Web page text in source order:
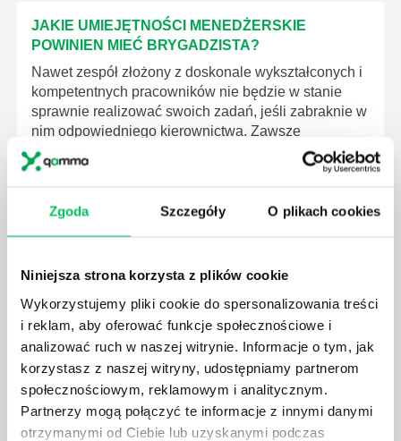
Zgoda Szczegóły O plikach cookies
Niniejsza strona korzysta z plików cookie
Wykorzystujemy pliki cookie do spersonalizowania treści
i reklam, aby oferować funkcje społecznościowe i
analizować ruch w naszej witrynie. Informacje o tym, jak
korzystasz z naszej witryny, udostępniamy partnerom
społecznościowym, reklamowym i analitycznym.
Partnerzy mogą połączyć te informacje z innymi danymi
otrzymanymi od Ciebie lub uzyskanymi podczas
JAKIE UMIEJĘTNOŚCI MENEDŻERSKIE
POWINIEN MIEĆ BRYGADZISTA?
Nawet zespół złożony z doskonale wykształconych i
kompetentnych pracowników nie będzie w stanie
sprawnie realizować swoich zadań, jeśli zabraknie w
nim odpowiedniego kierownictwa. Zawsze
niezbędna jest osoba nadzorująca wszystkie
czynności wykonywane przez pracowników.
KOMPETENCJE MENEDŻERSKIE?
Menedżer to niezwykle ważne stanowisko w każdej
firmie. Osoba je pełniąca jest w pełni odpowiedzialna
za realizację działań podległych mu osób oraz
działu.